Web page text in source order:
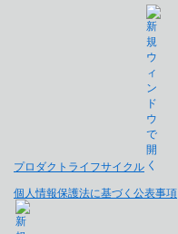
プロダクトライフサイクル
個人情報保護法に基づく公表事項